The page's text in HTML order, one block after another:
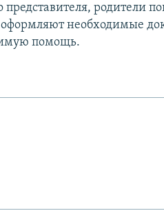
родители
необходимые
помощь.